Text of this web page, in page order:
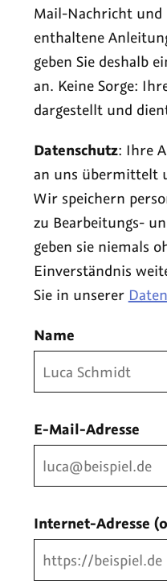
Mail-Nachricht und
enthaltene
geben Sie deshalb
an. Keine Sorge:
dargestellt und
Datenschutz: Ihre
an uns übermittelt
Wir speichern
zu Bearbeitungs-
geben sie niemals
Einverständnis
Sie in unserer
Name
E-Mail-Adresse
Internet-Adresse